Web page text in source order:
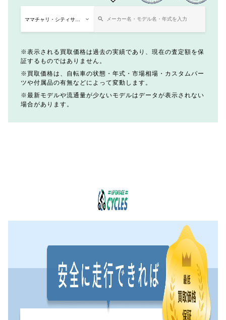
表示される買取価格は過去の実績であり、現在の査定額を保
証するものではありません。
買取価格は、自転車の状態・年式・市場相場・カスタムパー
ツや付属品の有無などによって変動します。
最新モデルや流通量が少ないモデルはデータが表示されない
場合があります。